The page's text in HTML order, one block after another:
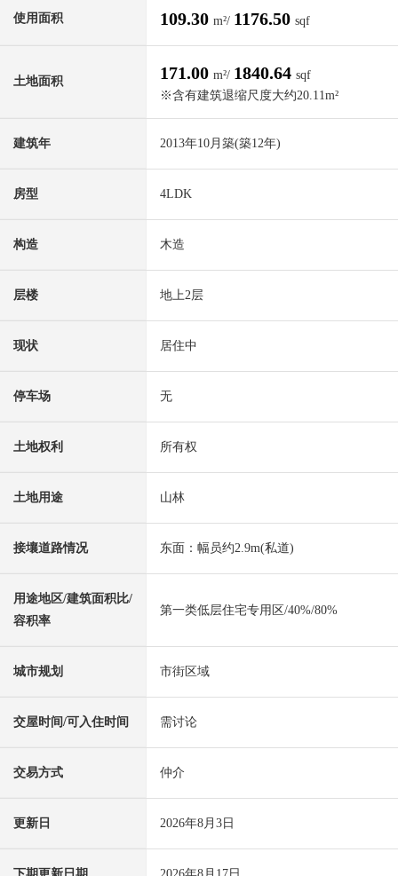
使用面积 109.30 m²/ 1176.50 sqf
土地面积 171.00 m²/ 1840.64 sqf
※含有建筑退缩尺度大约20.11m²
建筑年 2013年10月築(築12年)
房型 4LDK
构造 木造
层楼 地上2层
现状 居住中
停车场 无
土地权利 所有权
土地用途 山林
接壤道路情况 东面：幅员约2.9m(私道)
用途地区/建筑面积比/
容积率
第一类低层住宅专用区/40%/80%
城市规划 市街区域
交屋时间/可入住时间 需讨论
交易方式 仲介
更新日 2026年8月3日